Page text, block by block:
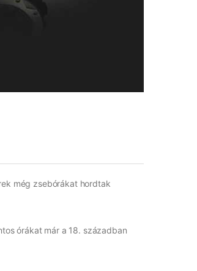
még zsebórákat hordtak
órákat már a 18. században